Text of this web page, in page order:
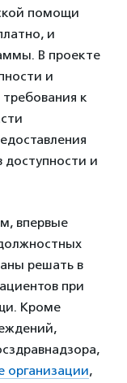
помощи
и
В проекте
и
ребования к
и
впервые
решать в
при
Кроме
организации,